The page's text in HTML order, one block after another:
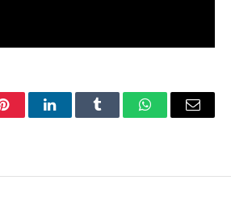
PinterestLinkedInTumblr WhatsAppEmail